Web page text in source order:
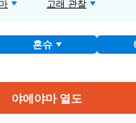
고래 관찰
혼슈
야에야마 열도